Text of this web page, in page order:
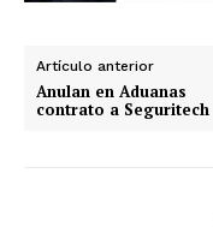
Artículo anterior
Anulan en Aduanas
contrato a Seguritech